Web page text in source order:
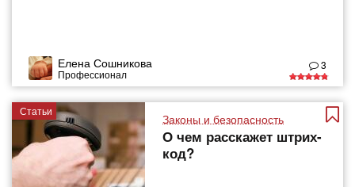
Елена Сошникова
Профессионал
3
Статьи
Законы и безопасность
О чем расскажет штрих-
код?